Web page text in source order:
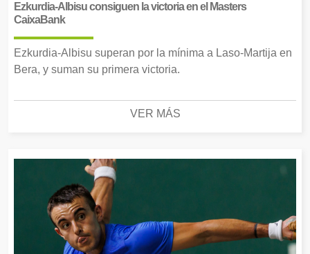
Ezkurdia-Albisu consiguen la victoria en el Masters
CaixaBank
Ezkurdia-Albisu superan por la mínima a Laso-Martija en
Bera, y suman su primera victoria.
VER MÁS